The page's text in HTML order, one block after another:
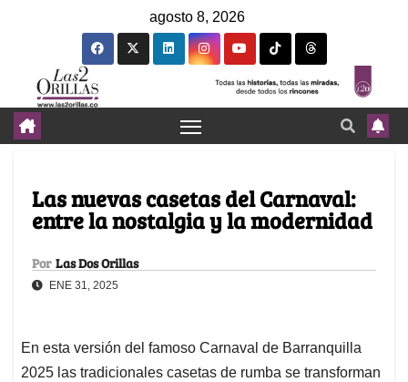
agosto 8, 2026
Las nuevas casetas del Carnaval:
entre la nostalgia y la modernidad
Por Las Dos Orillas
ENE 31, 2025
En esta versión del famoso Carnaval de Barranquilla
2025 las tradicionales casetas de rumba se transforman